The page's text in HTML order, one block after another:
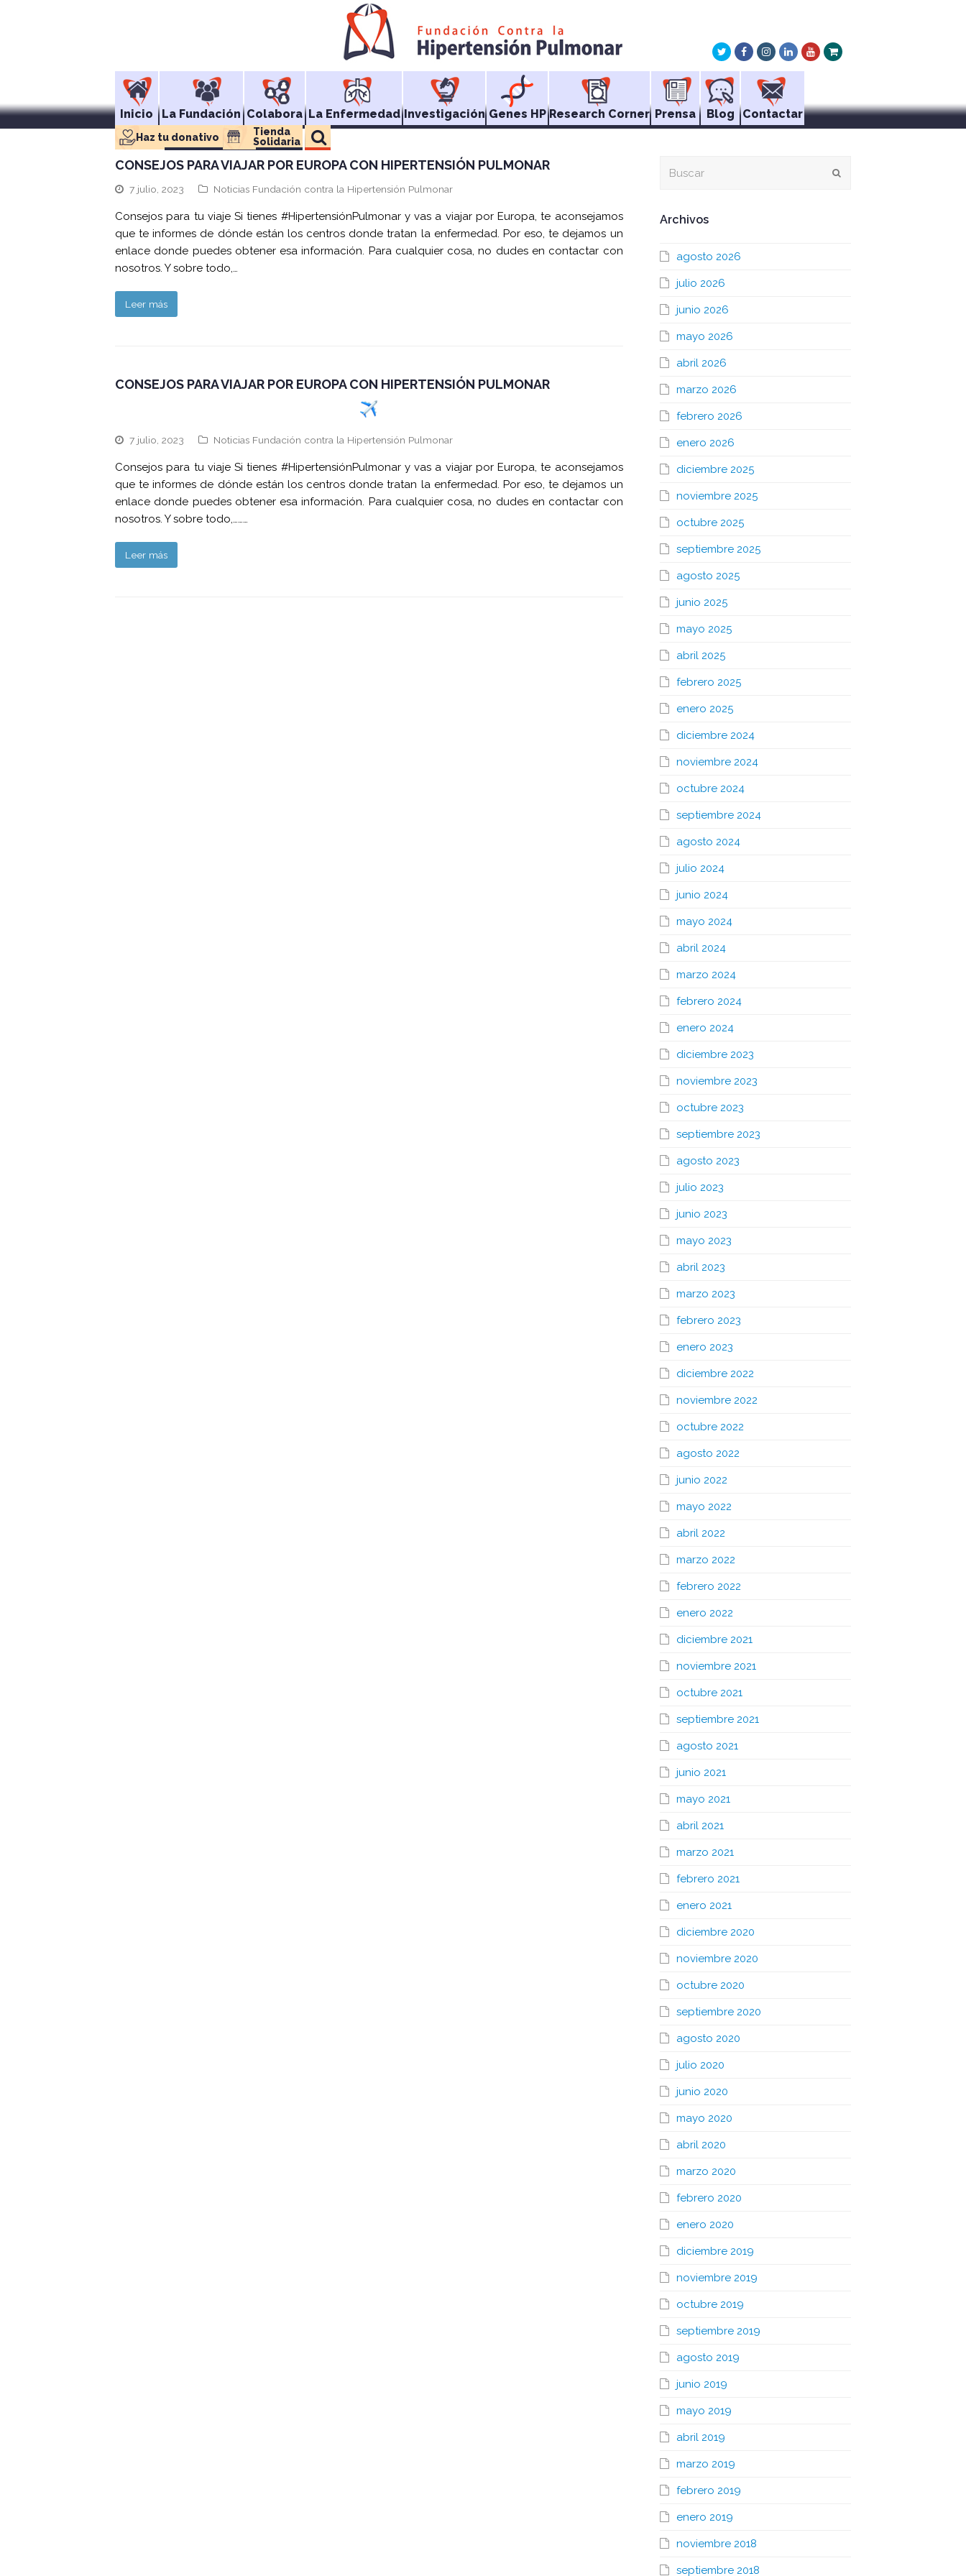
TwitterFacebookInstagram
LinkedInYoutube
Xing
Inicio La Fundación Colabora La Enfermedad Investigación Genes HP Research Corner Prensa Blog Contactar
Haz tu donativo
Tienda
Solidaria
CONSEJOS PARA VIAJAR POR EUROPA CON HIPERTENSIÓN PULMONAR
7 julio, 2023 Noticias Fundación contra la Hipertensión Pulmonar
Consejos para tu viaje Si tienes #HipertensiónPulmonar y vas a viajar por Europa, te aconsejamos
que te informes de dónde están los centros donde tratan la enfermedad. Por eso, te dejamos un
enlace donde puedes obtener esa información. Para cualquier cosa, no dudes en contactar con
nosotros. Y sobre todo,…
Leer más
CONSEJOS PARA VIAJAR POR EUROPA CON HIPERTENSIÓN PULMONAR
7 julio, 2023 Noticias Fundación contra la Hipertensión Pulmonar
Consejos para tu viaje Si tienes #HipertensiónPulmonar y vas a viajar por Europa, te aconsejamos
que te informes de dónde están los centros donde tratan la enfermedad. Por eso, te dejamos un
enlace donde puedes obtener esa información. Para cualquier cosa, no dudes en contactar con
nosotros. Y sobre todo,………
Leer más
Archivos
agosto 2026
julio 2026
junio 2026
mayo 2026
abril 2026
marzo 2026
febrero 2026
enero 2026
diciembre 2025
noviembre 2025
octubre 2025
septiembre 2025
agosto 2025
junio 2025
mayo 2025
abril 2025
febrero 2025
enero 2025
diciembre 2024
noviembre 2024
octubre 2024
septiembre 2024
agosto 2024
julio 2024
junio 2024
mayo 2024
abril 2024
marzo 2024
febrero 2024
enero 2024
diciembre 2023
noviembre 2023
octubre 2023
septiembre 2023
agosto 2023
julio 2023
junio 2023
mayo 2023
abril 2023
marzo 2023
febrero 2023
enero 2023
diciembre 2022
noviembre 2022
octubre 2022
agosto 2022
junio 2022
mayo 2022
abril 2022
marzo 2022
febrero 2022
enero 2022
diciembre 2021
noviembre 2021
octubre 2021
septiembre 2021
agosto 2021
junio 2021
mayo 2021
abril 2021
marzo 2021
febrero 2021
enero 2021
diciembre 2020
noviembre 2020
octubre 2020
septiembre 2020
agosto 2020
julio 2020
junio 2020
mayo 2020
abril 2020
marzo 2020
febrero 2020
enero 2020
diciembre 2019
noviembre 2019
octubre 2019
septiembre 2019
agosto 2019
junio 2019
mayo 2019
abril 2019
marzo 2019
febrero 2019
enero 2019
noviembre 2018
septiembre 2018